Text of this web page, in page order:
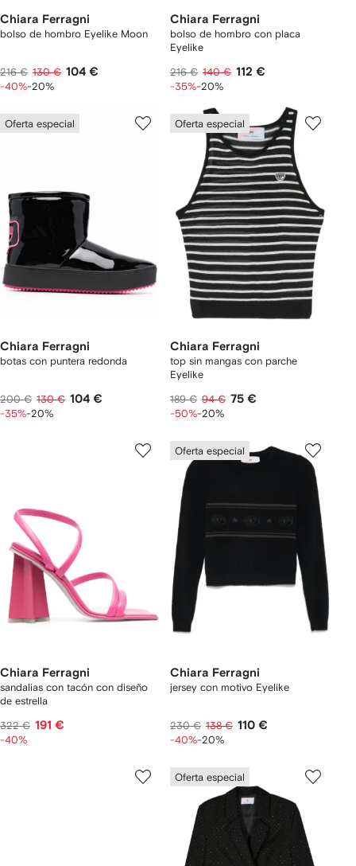
Chiara Ferragni
bolso de hombro Eyelike Moon
216 € 130 € 104 €
-40%-20%
Chiara Ferragni
bolso de hombro con placa
Eyelike
216 € 140 € 112 €
-35%-20%
Oferta especial
Chiara Ferragni
botas con puntera redonda
200 € 130 € 104 €
-35%-20%
Oferta especial
Chiara Ferragni
top sin mangas con parche
Eyelike
189 € 94 € 75 €
-50%-20%
Chiara Ferragni
sandalias con tacón con diseño
de estrella
322 € 191 €
-40%
Oferta especial
Chiara Ferragni
jersey con motivo Eyelike
230 € 138 € 110 €
-40%-20%
Oferta especial